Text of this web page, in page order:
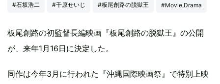
#石坂浩二 #千原せいじ #板尾創路の脱獄王 #Movie,Drama
板尾創路の初監督長編映画『板尾創路の脱獄王』の公開
が、来年1月16日に決定した。
同作は今年3月に行われた『沖縄国際映画祭』で特別上映